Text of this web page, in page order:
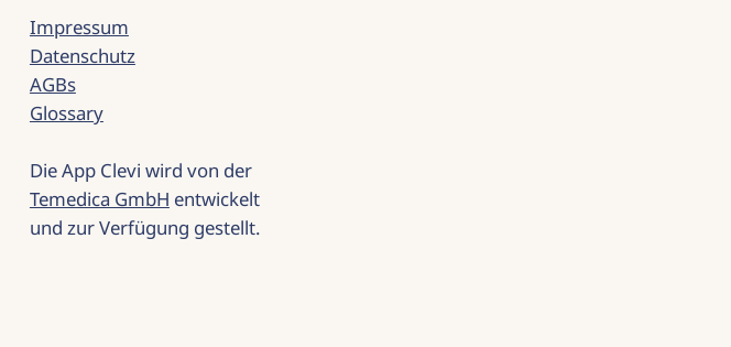
Impressum
Datenschutz
AGBs
Glossary
Die App Clevi wird von der
Temedica GmbH entwickelt
und zur Verfügung gestellt.